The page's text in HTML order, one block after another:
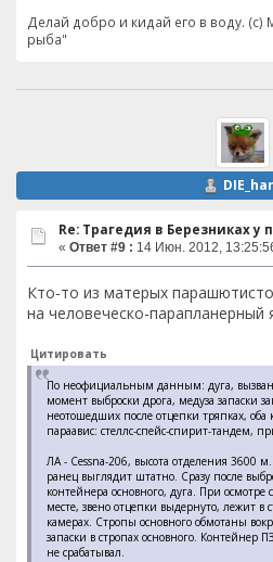
Делай добро и кидай его в воду. (с)
рыба"
Re: Трагедия в Березниках
« Ответ #9 : 14 Июн. 2012,
Кто-то из матерых
на человеческо-парапланерный
Цитировать
По неофициальным данным: дуга,
момент выброски дрога, медуза запаски
неотошедших после отцепки тряпках, оба
параавис: стеллс-спейс-спирит-тандем,
ЛА - Cessna-206, высота отделения 3600
ранец выглядит штатно. Сразу после
контейнера основного, дуга. При осмотре
месте, звено отцепки выдернуто, лежит в
камерах. Стропы основного обмотаны
запаски в стропах основного. Контейнер
не срабатывал.